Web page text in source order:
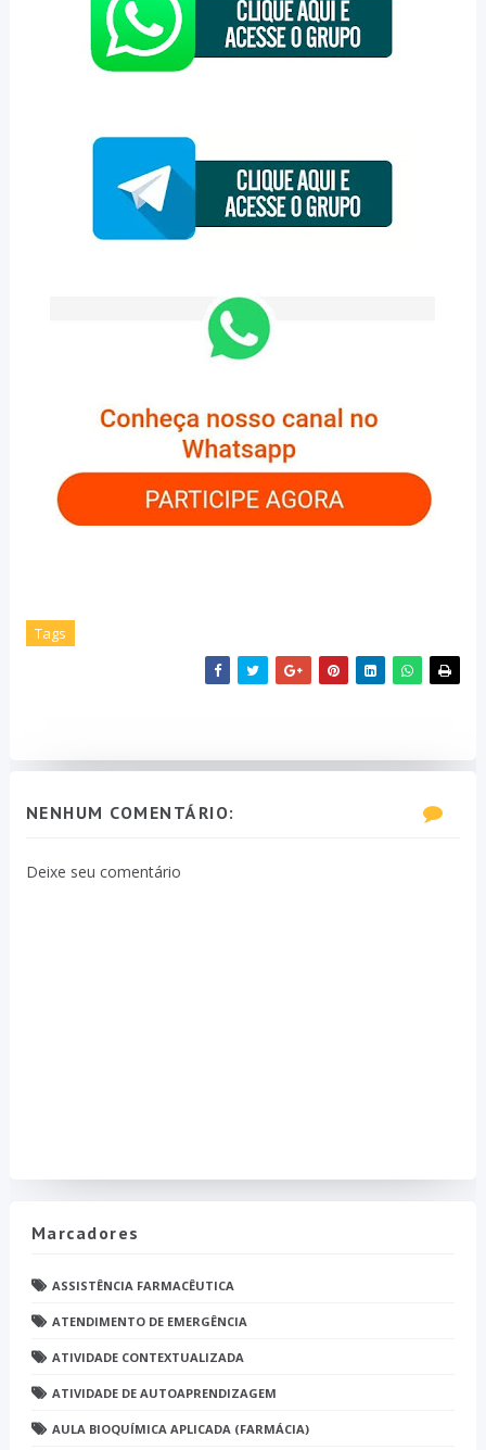
Tags
NENHUM COMENTÁRIO:
Deixe seu comentário
Marcadores
ASSISTÊNCIA FARMACÊUTICA
ATENDIMENTO DE EMERGÊNCIA
ATIVIDADE CONTEXTUALIZADA
ATIVIDADE DE AUTOAPRENDIZAGEM
AULA BIOQUÍMICA APLICADA (FARMÁCIA)